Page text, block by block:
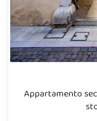
Appartamento